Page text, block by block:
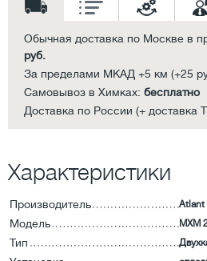
Обычная доставка по Москве в
руб.
За пределами МКАД +5 км (+25
Самовывоз в Химках: бесплатно
Доставка по России (+ доставка
Характеристики
Производитель Atlant
Модель MXM
Тип